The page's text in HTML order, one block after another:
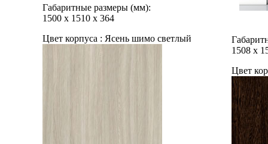
Габаритные размеры (мм):
1500 х 1510 х 364
Цвет корпуса : Ясень шимо светлый
1508 х
Цвет